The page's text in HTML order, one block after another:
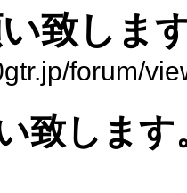
致しま
forum/
致します